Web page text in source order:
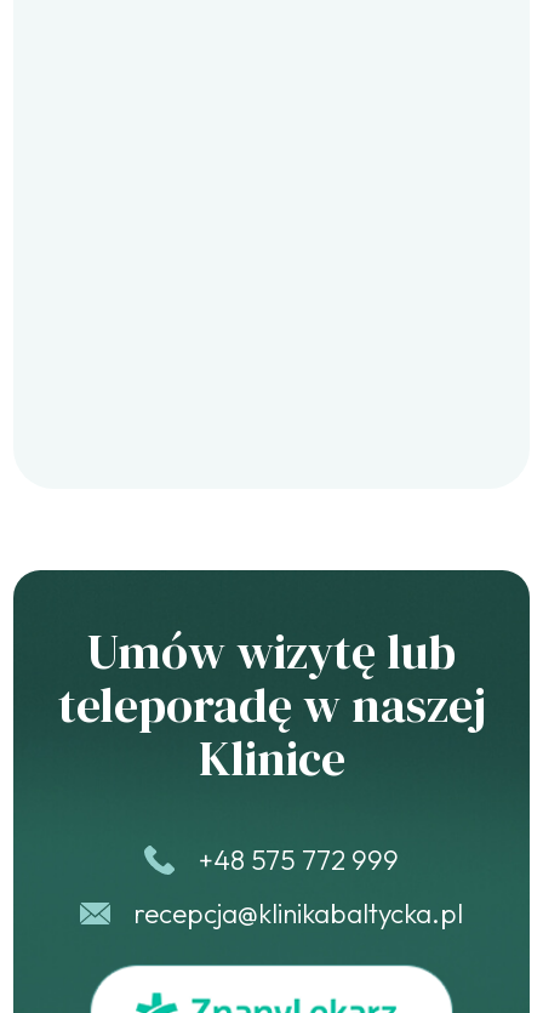
Umów wizytę lub
teleporadę w naszej
Klinice
+48 575 772 999
recepcja@klinikabaltycka.pl